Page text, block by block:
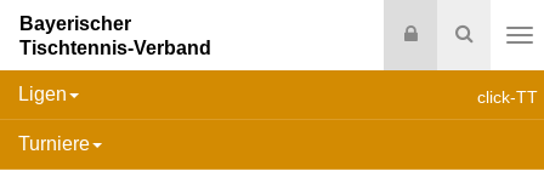
Suche
Login
Bayerischer
Tischtennis-Verband
click-TT
Ligen
Turniere